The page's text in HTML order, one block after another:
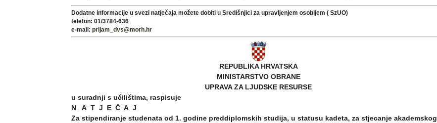
Dodatne informacije u svezi natječaja možete dobiti u Središnjici za upravljenjem osobljem ( SzUO)
telefon: 01/3784-636
e-mail: prijam_dvs@morh.hr
REPUBLIKA HRVATSKA
MINISTARSTVO OBRANE
UPRAVA ZA LJUDSKE RESURSE
u suradnji s učilištima, raspisuje
N A T J E Č A J
Za stipendiranje studenata od 1. godine preddiplomskih studija, u statusu kadeta, za stjecanje akademskog